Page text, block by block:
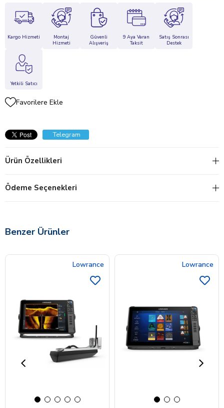
Kargo Hizmeti
Montaj
Hizmeti
Güvenli
Alışveriş
9 Aya Varan
Taksit
Satış Sonrası
Destek
Yetkili Satıcı
Favorilere Ekle
Telegram
Ürün Özellikleri
Ödeme Seçenekleri
Benzer Ürünler
Lowrance Lowrance